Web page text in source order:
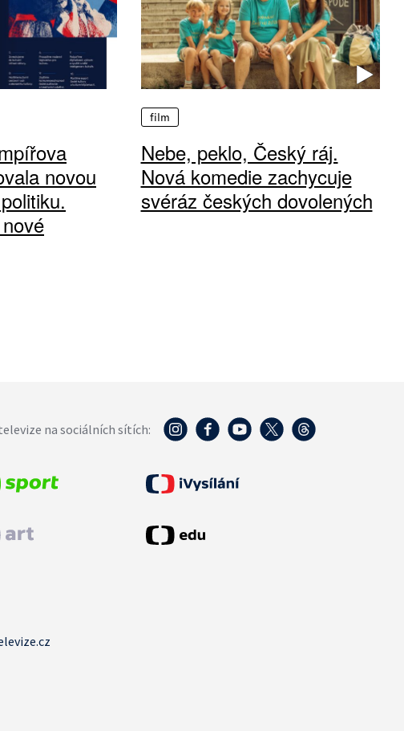
novou
film
Nebe, peklo, Český ráj.
Nová komedie zachycuje
svéráz českých dovolených
na sociálních sítích: